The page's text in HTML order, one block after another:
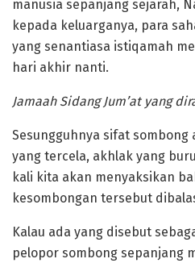
manusia sepanjang sejarah,
kepada keluarganya, para
yang senantiasa istiqamah
hari akhir nanti.
Jamaah Sidang Jum’at yang
Sesungguhnya sifat sombong
yang tercela, akhlak yang
kali kita akan menyaksikan
kesombongan tersebut
Kalau ada yang disebut
pelopor sombong sepanjang